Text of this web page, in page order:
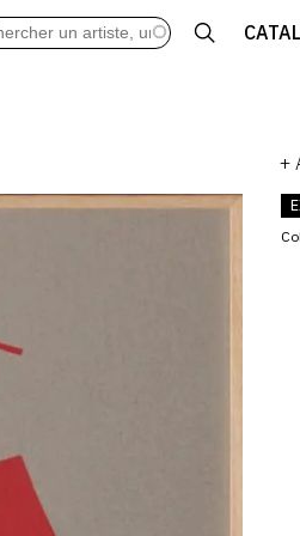
ARCHIVES DES EXPOSITIONS
+